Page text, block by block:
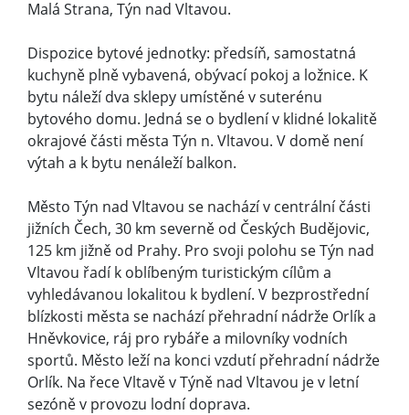
Malá Strana, Týn nad Vltavou.
Dispozice bytové jednotky: předsíň, samostatná
kuchyně plně vybavená, obývací pokoj a ložnice. K
bytu náleží dva sklepy umístěné v suterénu
bytového domu. Jedná se o bydlení v klidné lokalitě
okrajové části města Týn n. Vltavou. V domě není
výtah a k bytu nenáleží balkon.
Město Týn nad Vltavou se nachází v centrální části
jižních Čech, 30 km severně od Českých Budějovic,
125 km jižně od Prahy. Pro svoji polohu se Týn nad
Vltavou řadí k oblíbeným turistickým cílům a
vyhledávanou lokalitou k bydlení. V bezprostřední
blízkosti města se nachází přehradní nádrže Orlík a
Hněvkovice, ráj pro rybáře a milovníky vodních
sportů. Město leží na konci vzdutí přehradní nádrže
Orlík. Na řece Vltavě v Týně nad Vltavou je v letní
sezóně v provozu lodní doprava.